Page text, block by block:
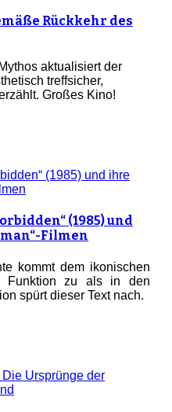
Rückkehr des
aktualisiert der
treffsicher,
Großes Kino!
(1985) und
Filmen
kommt dem ikonischen
Funktion zu als in den
spürt dieser Text nach.